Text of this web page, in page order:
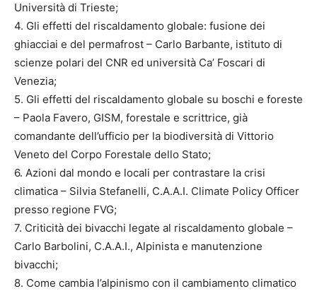
Università di Trieste;
4. Gli effetti del riscaldamento globale: fusione dei
ghiacciai e del permafrost – Carlo Barbante, istituto di
scienze polari del CNR ed università Ca’ Foscari di
Venezia;
5. Gli effetti del riscaldamento globale su boschi e foreste
– Paola Favero, GISM, forestale e scrittrice, già
comandante dell’ufficio per la biodiversità di Vittorio
Veneto del Corpo Forestale dello Stato;
6. Azioni dal mondo e locali per contrastare la crisi
climatica – Silvia Stefanelli, C.A.A.I. Climate Policy Officer
presso regione FVG;
7. Criticità dei bivacchi legate al riscaldamento globale –
Carlo Barbolini, C.A.A.I., Alpinista e manutenzione
bivacchi;
8. Come cambia l’alpinismo con il cambiamento climatico